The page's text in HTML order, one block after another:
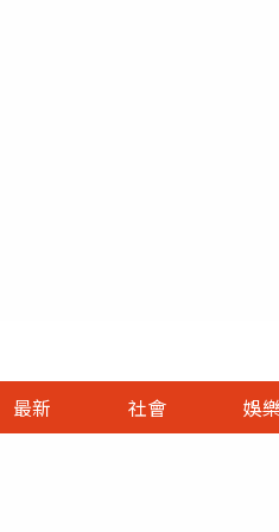
最新 社會 娛樂
娛樂首頁
即時
財經首頁
熱線
政